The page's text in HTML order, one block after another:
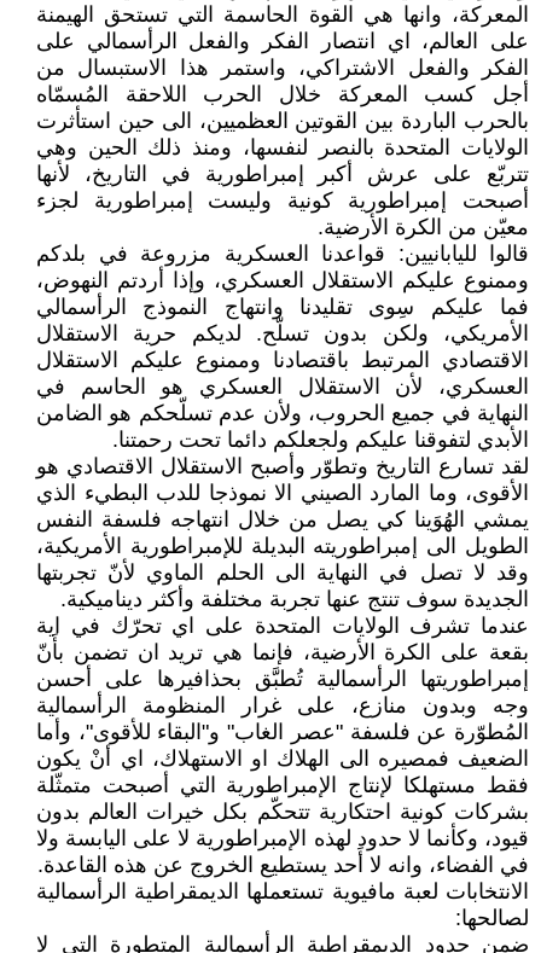
المعركة، وانها هي القوة الحاسمة التي تستحق الهيمنة
على العالم، اي انتصار الفكر والفعل الرأسمالي على
الفكر والفعل الاشتراكي، واستمر هذا الاستبسال من
أجل كسب المعركة خلال الحرب اللاحقة المُسمّاه
بالحرب الباردة بين القوتين العظميين، الى حين استأثرت
الولايات المتحدة بالنصر لنفسها، ومنذ ذلك الحين وهي
تتربّع على عرش أكبر إمبراطورية في التاريخ، لأنها
أصبحت إمبراطورية كونية وليست إمبراطورية لجزء
معيّن من الكرة الأرضية.
قالوا لليابانيين: قواعدنا العسكرية مزروعة في بلدكم
وممنوع عليكم الاستقلال العسكري، وإذا أردتم النهوض،
فما عليكم سِوى تقليدنا وانتهاج النموذج الرأسمالي
الأمريكي، ولكن بدون تسلّح. لديكم حرية الاستقلال
الاقتصادي المرتبط باقتصادنا وممنوع عليكم الاستقلال
العسكري، لأن الاستقلال العسكري هو الحاسم في
النهاية في جميع الحروب، ولأن عدم تسلّحكم هو الضامن
الأبدي لتفوقنا عليكم ولجعلكم دائما تحت رحمتنا.
لقد تسارع التاريخ وتطوّر وأصبح الاستقلال الاقتصادي هو
الأقوى، وما المارد الصيني الا نموذجا للدب البطيء الذي
يمشي الهُوَينا كي يصل من خلال انتهاجه فلسفة النفس
الطويل الى إمبراطوريته البديلة للإمبراطورية الأمريكية،
وقد لا تصل في النهاية الى الحلم الماوي لأنّ تجربتها
الجديدة سوف تنتج عنها تجربة مختلفة وأكثر ديناميكية.
عندما تشرف الولايات المتحدة على اي تحرّك في اية
بقعة على الكرة الأرضية، فإنما هي تريد ان تضمن بأَنّ
إمبراطوريتها الرأسمالية تُطبَّق بحذافيرها على أحسن
وجه وبدون منازع، على غرار المنظومة الرأسمالية
المُطوّرة عن فلسفة "عصر الغاب" و"البقاء للأقوى"، وأما
الضعيف فمصيره الى الهلاك او الاستهلاك، اي أنْ يكون
فقط مستهلكا لإنتاج الإمبراطورية التي أصبحت متمثّلة
بشركات كونية احتكارية تتحكّم بكل خيرات العالم بدون
قيود، وكأنما لا حدود لهذه الإمبراطورية لا على اليابسة ولا
في الفضاء، وانه لا أَحد يستطيع الخروج عن هذه القاعدة.
الانتخابات لعبة مافيوية تستعملها الديمقراطية الرأسمالية
لصالحها:
ضمن حدود الديمقراطية الرأسمالية المتطورة التي لا